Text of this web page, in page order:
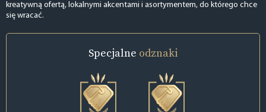
kreatywną ofertą, lokalnymi akcentami i asortymentem, do którego chce
się wracać.
Specjalne odznaki